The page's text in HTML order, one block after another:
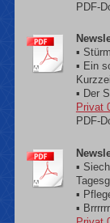
PDF-
▪
▪ Ein
▪ Der
Privat
PDF-
▪
▪
▪